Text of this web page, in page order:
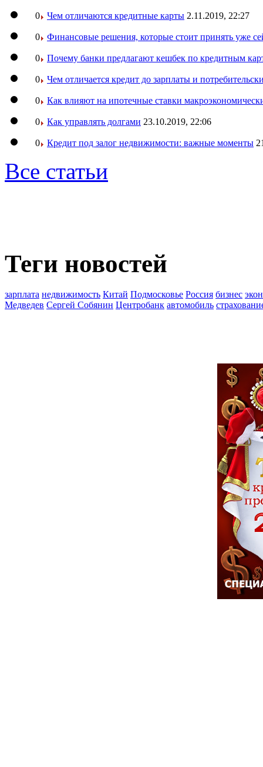
0 Чем отличаются кредитные карты 2.11.2019, 22:27
0 Финансовые решения, которые стоит принять уже
0 Почему банки предлагают кешбек по кредитным
0 Чем отличается кредит до зарплаты и
0 Как влияют на ипотечные ставки
0 Как управлять долгами 23.10.2019, 22:06
0 Кредит под залог недвижимости: важные моменты
Все статьи
Теги новостей
зарплата недвижимость Китай Подмосковье Россия бизнес
Медведев Сергей Собянин Центробанк автомобиль